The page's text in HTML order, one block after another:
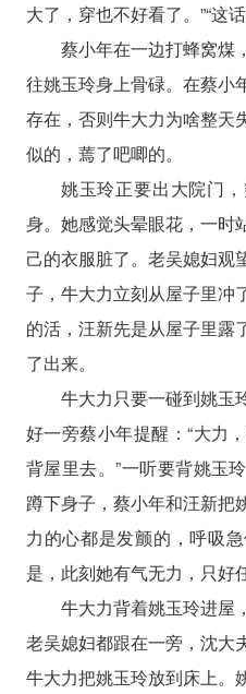
大了，穿也不好看了。”“这
蔡小年在一边打蜂窝煤
往姚玉玲身上骨碌。在蔡小
存在，否则牛大力为啥整天
似的，蔫了吧唧的。
姚玉玲正要出大院门
身。她感觉头晕眼花，一时
己的衣服脏了。老吴媳妇观
子，牛大力立刻从屋子里冲
的活，汪新先是从屋子里露
了出来。
牛大力只要一碰到姚玉
好一旁蔡小年提醒：“大力
背屋里去。”一听要背姚玉
蹲下身子，蔡小年和汪新把
力的心都是发颤的，呼吸
是，此刻她有气无力，只好
牛大力背着姚玉玲进屋
老吴媳妇都跟在一旁，沈大
牛大力把姚玉玲放到床上。